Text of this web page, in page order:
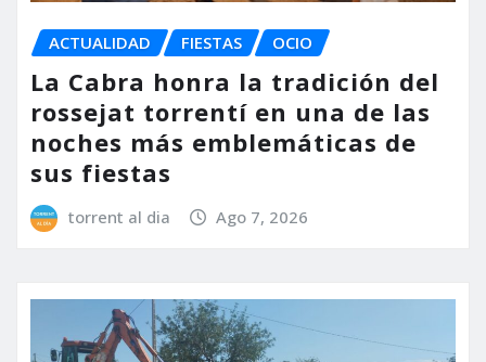
ACTUALIDAD FIESTAS OCIO
La Cabra honra la tradición del
rossejat torrentí en una de las
noches más emblemáticas de
sus fiestas
torrent al dia Ago 7, 2026